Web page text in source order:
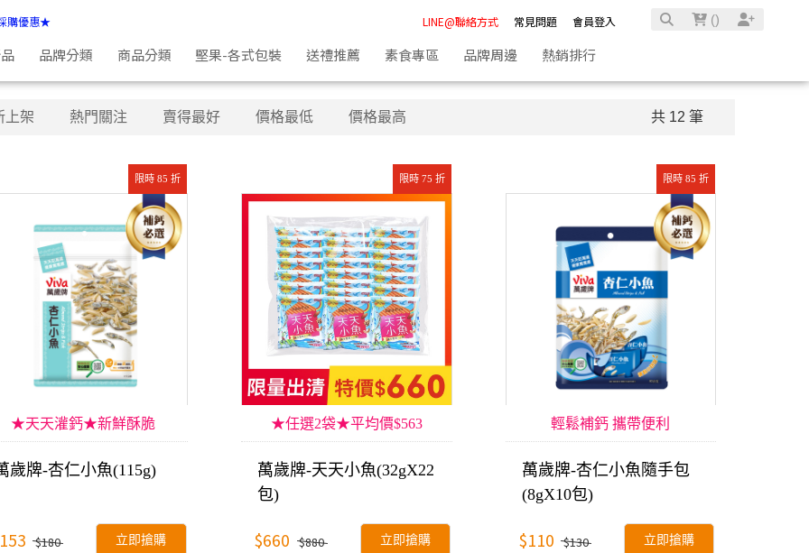
購優惠★ LINE@聯絡方式 常見問題 會員登入 ()
品牌分類 商品分類 堅果-各式包裝 送禮推薦 素食專區 品牌周邊 熱銷排行
上架 熱門關注 賣得最好 價格最低 價格最高 共 12 筆
限時 85 折
★天天灌鈣★新鮮酥脆
歲牌-杏仁小魚(115g)
$180 立即搶購
限時 75 折
★任選2袋★平均價$563
萬歲牌-天天小魚(32gX22
包)
$660 $880 立即搶購
限時 85 折
輕鬆補鈣 攜帶便利
萬歲牌-杏仁小魚隨手包
(8gX10包)
$110 $130 立即搶購